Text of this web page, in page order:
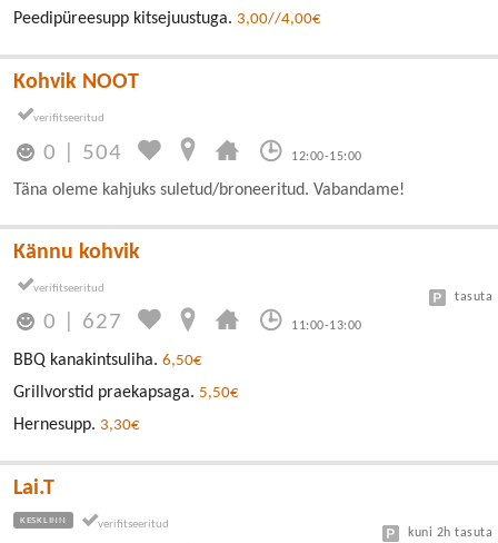
Peedipüreesupp kitsejuustuga. 3,00//4,00€
Kohvik NOOT
0 504 12:00-15:00
Täna oleme kahjuks suletud/broneeritud. Vabandame!
Kännu kohvik
0 627 11:00-13:00
tasuta
BBQ kanakintsuliha. 6,50€
Grillvorstid praekapsaga. 5,50€
Hernesupp. 3,30€
Lai.T
KESKLINN
kuni 2h tasuta